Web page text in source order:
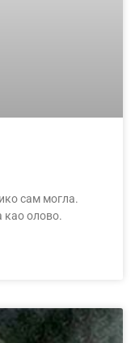
сам могла.
као олово.